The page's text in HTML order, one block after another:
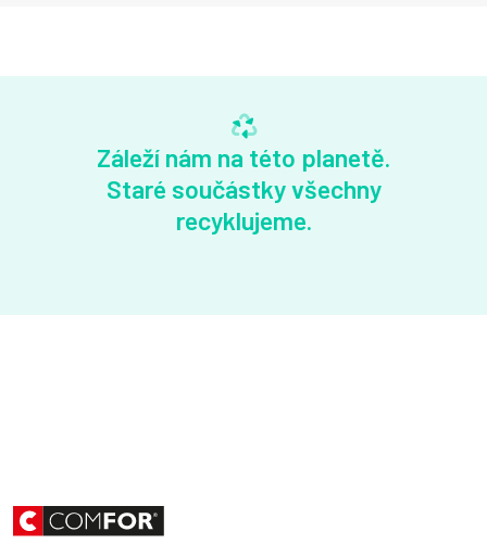
Záleží nám na této planetě.
Staré součástky všechny
recyklujeme.